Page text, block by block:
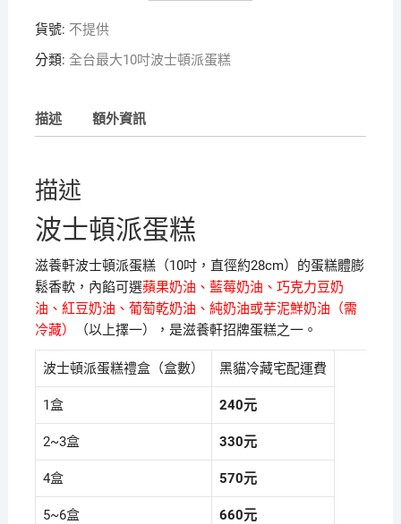
士
頓
糕
（10
直
徑
約
28
公
分）：
內
餡
蘋
果
奶
藍
莓
奶
貨號: 不提供
分類: 全台最大10吋波士頓派蛋糕
描述 額外資訊
描述
波士頓派蛋糕
滋養軒波士頓派蛋糕（10吋，直徑約28cm）的蛋糕體膨
鬆香軟，內餡可選蘋果奶油、藍莓奶油、巧克力豆奶
油、紅豆奶油、葡萄乾奶油、純奶油或芋泥鮮奶油（需
冷藏）
（以上擇一），是滋養軒招牌蛋糕之一。
波士頓派蛋糕禮盒（盒數） 黑貓冷藏宅配運費
1盒 240元
2~3盒 330元
4盒 570元
5~6盒 660元